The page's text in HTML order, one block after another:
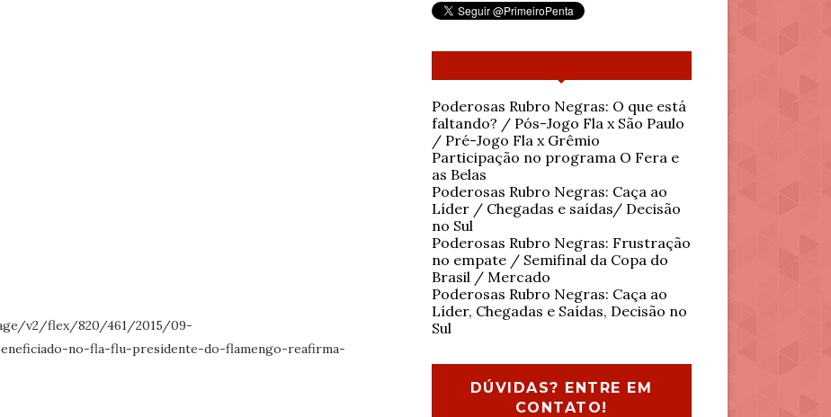
Poderosas Rubro Negras: O que está
faltando? / Pós-Jogo Fla x São Paulo
/ Pré-Jogo Fla x Grêmio
Participação no programa O Fera e
as Belas
Poderosas Rubro Negras: Caça ao
Líder / Chegadas e saídas/ Decisão
no Sul
Poderosas Rubro Negras: Frustração
no empate / Semifinal da Copa do
Brasil / Mercado
Poderosas Rubro Negras: Caça ao
Líder, Chegadas e Saídas, Decisão no
Sul
DÚVIDAS? ENTRE EM
CONTATO!